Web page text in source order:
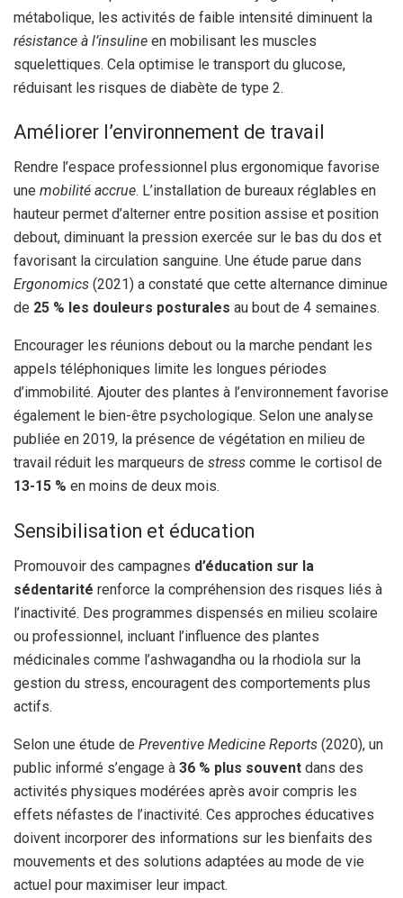
métabolique, les activités de faible intensité diminuent la
résistance à l’insuline en mobilisant les muscles
squelettiques. Cela optimise le transport du glucose,
réduisant les risques de diabète de type 2.
Améliorer l’environnement de travail
Rendre l’espace professionnel plus ergonomique favorise
une mobilité accrue. L’installation de bureaux réglables en
hauteur permet d’alterner entre position assise et position
debout, diminuant la pression exercée sur le bas du dos et
favorisant la circulation sanguine. Une étude parue dans
Ergonomics (2021) a constaté que cette alternance diminue
de 25 % les douleurs posturales au bout de 4 semaines.
Encourager les réunions debout ou la marche pendant les
appels téléphoniques limite les longues périodes
d’immobilité. Ajouter des plantes à l’environnement favorise
également le bien-être psychologique. Selon une analyse
publiée en 2019, la présence de végétation en milieu de
travail réduit les marqueurs de stress comme le cortisol de
13-15 % en moins de deux mois.
Sensibilisation et éducation
Promouvoir des campagnes d’éducation sur la
sédentarité renforce la compréhension des risques liés à
l’inactivité. Des programmes dispensés en milieu scolaire
ou professionnel, incluant l’influence des plantes
médicinales comme l’ashwagandha ou la rhodiola sur la
gestion du stress, encouragent des comportements plus
actifs.
Selon une étude de Preventive Medicine Reports (2020), un
public informé s’engage à 36 % plus souvent dans des
activités physiques modérées après avoir compris les
effets néfastes de l’inactivité. Ces approches éducatives
doivent incorporer des informations sur les bienfaits des
mouvements et des solutions adaptées au mode de vie
actuel pour maximiser leur impact.